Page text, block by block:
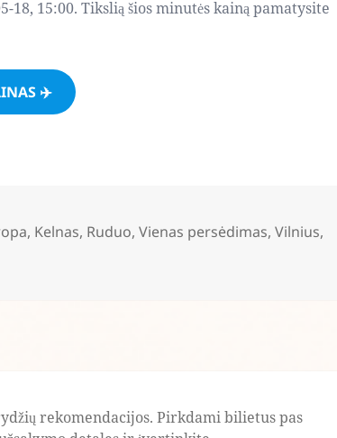
15:00. Tikslią šios minutės kainą pamatysite
✈️
, Kelnas, Ruduo,Vienas persėdimas,Vilnius,
rekomendacijos. Pirkdami bilietus pas